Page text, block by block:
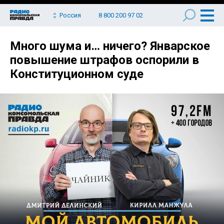
Россия 8 800 200 97 02
Много шума и… ничего? Январское
повышение штрафов оспорили в
Конституционном суде